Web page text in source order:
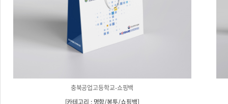
충북공업고등학교-쇼핑백
[카테고리 : 명함/봉투/쇼핑백]